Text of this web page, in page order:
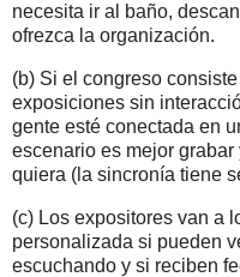
necesita ir al baño,
ofrezca la organización.
(b) Si el congreso
exposiciones sin
gente esté conectada en
escenario es mejor
quiera (la sincronía tiene
(c) Los expositores van a
personalizada si pueden
escuchando y si reciben